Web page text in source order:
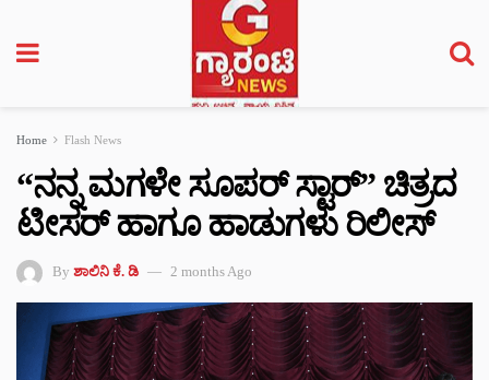
Home Flash News
“ನನ್ನ ಮಗಳೇ ಸೂಪರ್ ಸ್ಟಾರ್” ಚಿತ್ರದ
ಟೀಸರ್ ಹಾಗೂ ಹಾಡುಗಳು ರಿಲೀಸ್
By ಶಾಲಿನಿ ಕೆ. ಡಿ 2 months Ago